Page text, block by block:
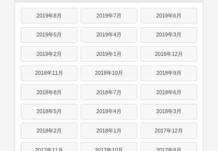
2019年8月 2019年7月 2019年6月
2019年5月 2019年4月 2019年3月
2019年2月 2019年1月 2018年12月
2018年11月 2018年10月 2018年9月
2018年8月 2018年7月 2018年6月
2018年5月 2018年4月 2018年3月
2018年2月 2018年1月 2017年12月
2017年11月 2017年10月 2017年9月